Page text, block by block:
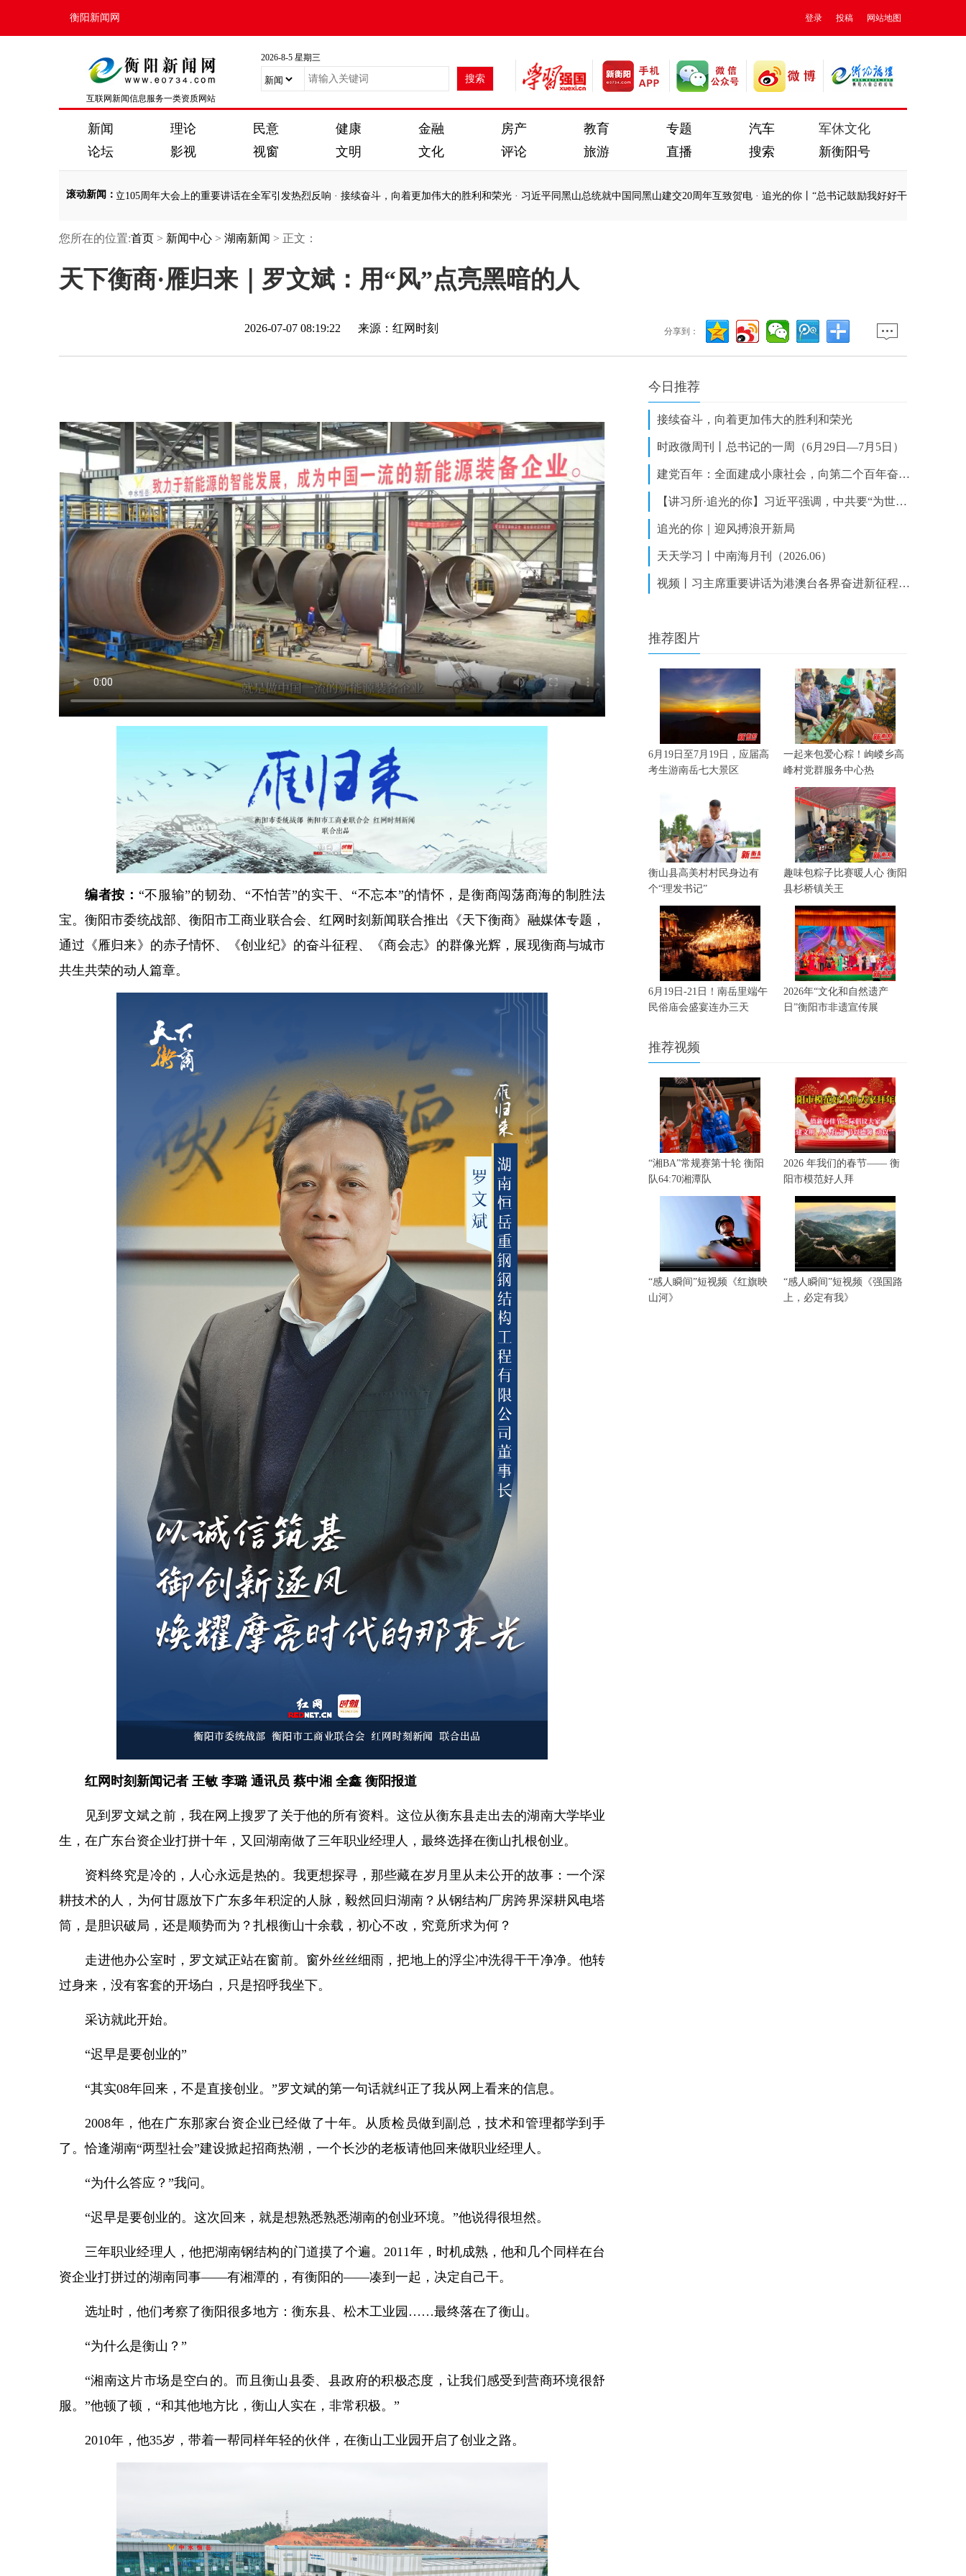
衡阳新闻网 登录 投稿 网站地图
互联网新闻信息服务一类资质网站
2026-8-5 星期三
新闻 理论 民意 健康 金融 房产 教育 专题 汽车
军休文化
论坛
影视 视窗 文明 文化 评论 旅游 直播 搜索 新衡阳号
滚动新闻 ：
国共产党成立105周年大会上的重要讲话在全军引发热烈反响·接续奋斗，向着更加伟大的胜利和荣光·习近平同黑山总统就中国同黑山建交20周年互致贺电·追光的你丨“总书记鼓励我好好干”·时政微周刊丨总书
共产党成立105周年大会上的重要讲话在全军引发热烈反响 ·接续奋斗，向着更加伟大的胜利和荣光
您所在的位置:首页 > 新闻中心 > 湖南新闻 > 正文：
天下衡商·雁归来｜罗文斌：用“风”点亮黑暗的人
2026-07-07 08:19:22 来源： 红网时刻 分享到：
编者按： “不服输”的韧劲、“不怕苦”的实干、“不忘本”的情怀，是衡商闯荡商海的制胜法
宝。衡阳市委统战部、衡阳市工商业联合会、红网时刻新闻联合推出《天下衡商》融媒体专题，
通过《雁归来》的赤子情怀、《创业纪》的奋斗征程、《商会志》的群像光辉，展现衡商与城市
共生共荣的动人篇章。
红网时刻新闻记者 王敏 李璐 通讯员 蔡中湘 全鑫 衡阳报道
见到罗文斌之前，我在网上搜罗了关于他的所有资料。这位从衡东县走出去的湖南大学毕业
生，在广东台资企业打拼十年，又回湖南做了三年职业经理人，最终选择在衡山扎根创业。
资料终究是冷的，人心永远是热的。我更想探寻，那些藏在岁月里从未公开的故事：一个深
耕技术的人，为何甘愿放下广东多年积淀的人脉，毅然回归湖南？从钢结构厂房跨界深耕风电塔
筒，是胆识破局，还是顺势而为？扎根衡山十余载，初心不改，究竟所求为何？
走进他办公室时，罗文斌正站在窗前。窗外丝丝细雨，把地上的浮尘冲洗得干干净净。他转
过身来，没有客套的开场白，只是招呼我坐下。
采访就此开始。
“迟早是要创业的”
“其实08年回来，不是直接创业。”罗文斌的第一句话就纠正了我从网上看来的信息。
2008年，他在广东那家台资企业已经做了十年。从质检员做到副总，技术和管理都学到手
了。恰逢湖南“两型社会”建设掀起招商热潮，一个长沙的老板请他回来做职业经理人。
“为什么答应？”我问。
“迟早是要创业的。这次回来，就是想熟悉熟悉湖南的创业环境。”他说得很坦然。
三年职业经理人，他把湖南钢结构的门道摸了个遍。2011年，时机成熟，他和几个同样在台
资企业打拼过的湖南同事——有湘潭的，有衡阳的——凑到一起，决定自己干。
选址时，他们考察了衡阳很多地方：衡东县、松木工业园……最终落在了衡山。
“为什么是衡山？”
“湘南这片市场是空白的。而且衡山县委、县政府的积极态度，让我们感受到营商环境很舒
服。”他顿了顿，“和其他地方比，衡山人实在，非常积极。”
2010年，他35岁，带着一帮同样年轻的伙伴，在衡山工业园开启了创业之路。
今日推荐
接续奋斗，向着更加伟大的胜利和荣光
时政微周刊丨总书记的一周（6月29日—7月5日）
建党百年：全面建成小康社会，向第二个百年奋斗目标迈进
【讲习所·追光的你】习近平强调，中共要“为世界和平与发展注入更多正能量”
追光的你｜迎风搏浪开新局
天天学习丨中南海月刊（2026.06）
视频丨习主席重要讲话为港澳台各界奋进新征程指明方向
推荐图片
6月19日至7月19日，应届高
考生游南岳七大景区
一起来包爱心粽！岣嵝乡高
峰村党群服务中心热
衡山县高美村村民身边有
个“理发书记”
趣味包粽子比赛暖人心 衡阳
县杉桥镇关王
6月19日-21日！南岳里端午
民俗庙会盛宴连办三天
2026年“文化和自然遗产
日”衡阳市非遗宣传展
推荐视频
“湘BA”常规赛第十轮 衡阳
队64:70湘潭队
2026 年我们的春节—— 衡
阳市模范好人拜
“感人瞬间”短视频《红旗映
山河》
“感人瞬间”短视频《强国路
上，必定有我》